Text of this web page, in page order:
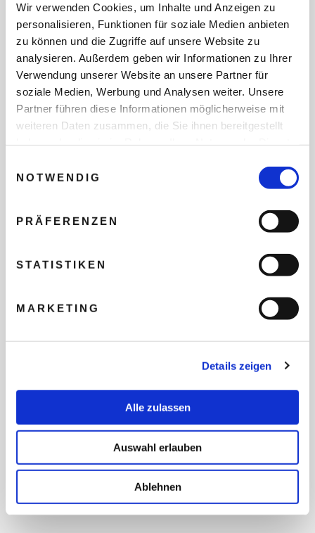
Wir verwenden Cookies, um Inhalte und Anzeigen zu
personalisieren, Funktionen für soziale Medien anbieten
zu können und die Zugriffe auf unsere Website zu
analysieren. Außerdem geben wir Informationen zu Ihrer
Verwendung unserer Website an unsere Partner für
soziale Medien, Werbung und Analysen weiter. Unsere
Partner führen diese Informationen möglicherweise mit
weiteren Daten zusammen, die Sie ihnen bereitgestellt
NOTWENDIG
PRÄFERENZEN
STATISTIKEN
MARKETING
Details zeigen
Alle zulassen
Auswahl erlauben
Ablehnen
REISEZEITRAUM
ANZAHL ERWACHSENE
ANZAHL KINDER
REISEDAUER/NÄCHTE
FLUG GEWÜNSCHT
PRÄFERIERTER ABFLUGHAFEN